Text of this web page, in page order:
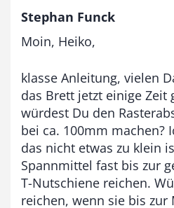
Stephan Funck
Moin, Heiko,
klasse Anleitung, vielen
das Brett jetzt einige Zeit
würdest Du den
bei ca. 100mm machen?
das nicht etwas zu klein
Spannmittel fast bis zur
T-Nutschiene reichen.
reichen, wenn sie bis zur